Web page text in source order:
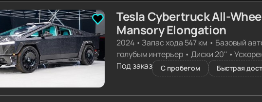
Tesla Cybertruck All-
Mansory Elongation
2024• Запас хода 547 км • Базовый
голубым интерьер• Диски 20'' •
Под заказ
С пробегом Быстрая